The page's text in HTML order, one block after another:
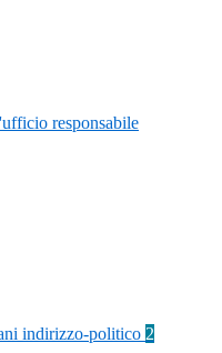
responsabile
indirizzo-politico 2